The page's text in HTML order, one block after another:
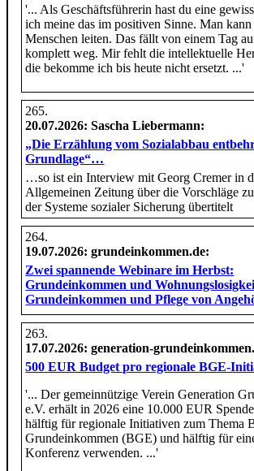
'... Als Geschäftsführerin hast du eine
ich meine das im positiven Sinne. Man kann
Menschen leiten. Das fällt von einem Tag
komplett weg. Mir fehlt die intellektuelle
die bekomme ich bis heute nicht ersetzt. ...'
20.07.2026: Sascha Liebermann:
„Die Erzählung vom Sozialabbau
Grundlage“…
…so ist ein Interview mit Georg Cremer in
Allgemeinen Zeitung über die Vorschläge
der Systeme sozialer Sicherung übertitelt
19.07.2026: grundeinkommen.de:
Zwei spannende Webinare im Herbst:
Grundeinkommen und
Grundeinkommen und Pflege von
17.07.2026: generation-
500 EUR Budget pro regionale BGE-
'... Der gemeinnützige Verein Generation
e.V. erhält in 2026 eine 10.000 EUR
hälftig für regionale Initiativen zum Thema
Grundeinkommen (BGE) und hälftig für
Konferenz verwenden. ...'